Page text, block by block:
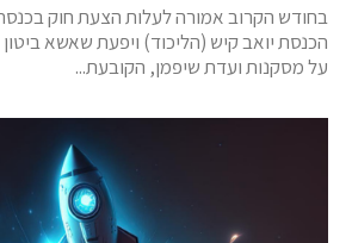
בחודש הקרוב אמורה לעלות הצעת חוק
הכנסת יואב קיש (הליכוד) ויפעת שאשא
על מסקנות ועדת שיפמן, הקובעת...